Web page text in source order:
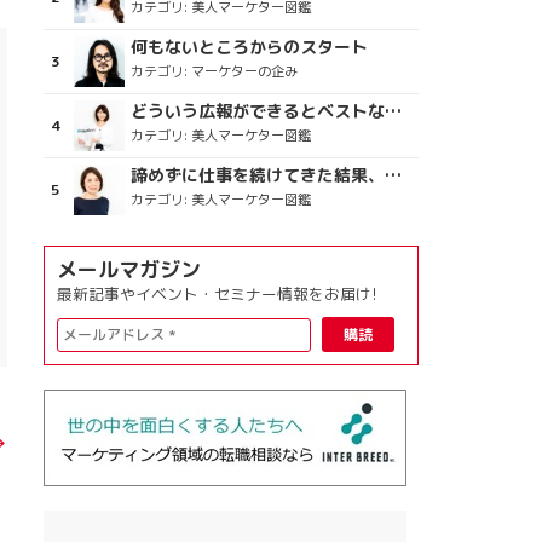
カテゴリ: 美人マーケター図鑑
何もないところからのスタート
カテゴリ: マーケターの企み
どういう広報ができるとベストなのか
カテゴリ: 美人マーケター図鑑
諦めずに仕事を続けてきた結果、楽しめている今がある
カテゴリ: 美人マーケター図鑑
メールマガジン
最新記事やイベント・セミナー情報をお届け!